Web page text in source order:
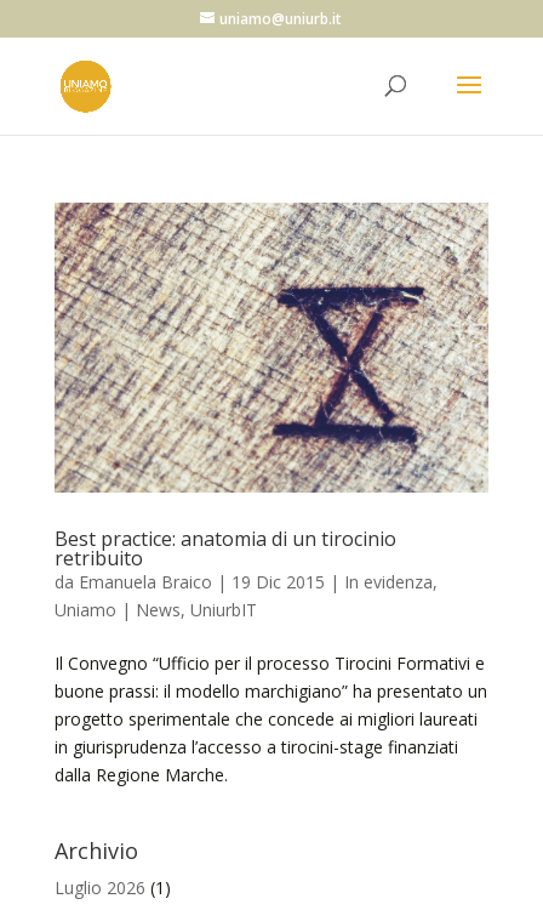
uniamo@uniurb.it
Best practice: anatomia di un tirocinio
retribuito
da Emanuela Braico | 19 Dic 2015 | In evidenza,
Uniamo | News, UniurbIT
Il Convegno “Ufficio per il processo Tirocini Formativi e
buone prassi: il modello marchigiano” ha presentato un
progetto sperimentale che concede ai migliori laureati
in giurisprudenza l’accesso a tirocini-stage finanziati
dalla Regione Marche.
Archivio
Luglio 2026 (1)